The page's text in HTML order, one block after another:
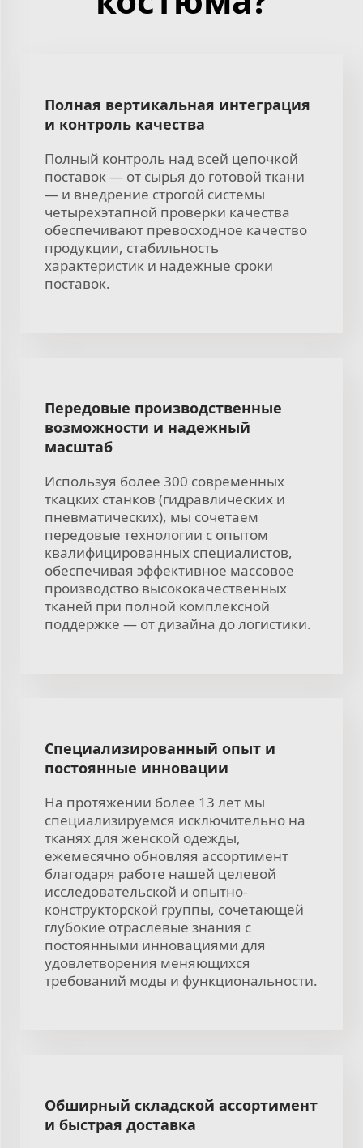
Полная вертикальная интеграция
и контроль качества
Полный контроль над всей цепочкой
поставок — от сырья до готовой ткани
— и внедрение строгой системы
четырехэтапной проверки качества
обеспечивают превосходное качество
продукции, стабильность
характеристик и надежные сроки
поставок.
Передовые производственные
возможности и надежный
масштаб
Используя более 300 современных
ткацких станков (гидравлических и
пневматических), мы сочетаем
передовые технологии с опытом
квалифицированных специалистов,
обеспечивая эффективное массовое
производство высококачественных
тканей при полной комплексной
поддержке — от дизайна до логистики.
Специализированный опыт и
постоянные инновации
На протяжении более 13 лет мы
специализируемся исключительно на
тканях для женской одежды,
ежемесячно обновляя ассортимент
благодаря работе нашей целевой
исследовательской и опытно-
конструкторской группы, сочетающей
глубокие отраслевые знания с
постоянными инновациями для
удовлетворения меняющихся
требований моды и функциональности.
Обширный складской ассортимент
и быстрая доставка